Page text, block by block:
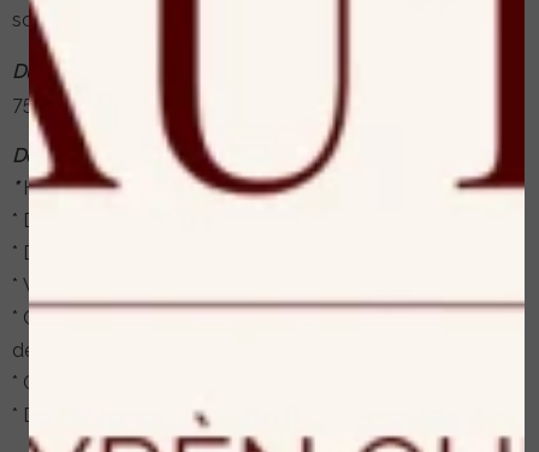
schoonheidsmoment!
Duur behandeling:
75 minuten • 90 minuten
Deze behandeling bestaat uit:
* Huidanalyse
* Dubbele oppervlaktereiniging
* Dieptereiniging & verwijderen van onzuiverheden
* Wenkbrauwen in model epileren
* Ontspanningsmassage van gezicht, hals, nek en
decolleté
* Crèmemasker
* Dagverzorging afgestemd op jouw huid